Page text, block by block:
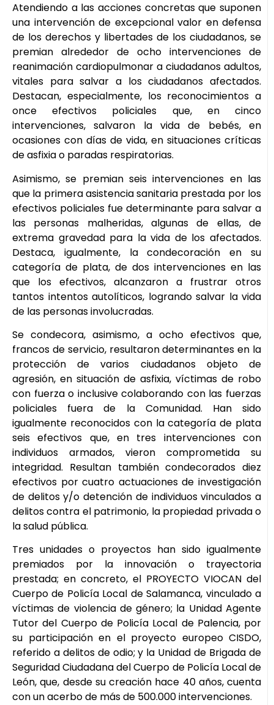
Atendiendo a las acciones concretas que suponen
una intervención de excepcional valor en defensa
de los derechos y libertades de los ciudadanos, se
premian alrededor de ocho intervenciones de
reanimación cardiopulmonar a ciudadanos adultos,
vitales para salvar a los ciudadanos afectados.
Destacan, especialmente, los reconocimientos a
once efectivos policiales que, en cinco
intervenciones, salvaron la vida de bebés, en
ocasiones con días de vida, en situaciones críticas
de asfixia o paradas respiratorias.
Asimismo, se premian seis intervenciones en las
que la primera asistencia sanitaria prestada por los
efectivos policiales fue determinante para salvar a
las personas malheridas, algunas de ellas, de
extrema gravedad para la vida de los afectados.
Destaca, igualmente, la condecoración en su
categoría de plata, de dos intervenciones en las
que los efectivos, alcanzaron a frustrar otros
tantos intentos autolíticos, logrando salvar la vida
de las personas involucradas.
Se condecora, asimismo, a ocho efectivos que,
francos de servicio, resultaron determinantes en la
protección de varios ciudadanos objeto de
agresión, en situación de asfixia, víctimas de robo
con fuerza o inclusive colaborando con las fuerzas
policiales fuera de la Comunidad. Han sido
igualmente reconocidos con la categoría de plata
seis efectivos que, en tres intervenciones con
individuos armados, vieron comprometida su
integridad. Resultan también condecorados diez
efectivos por cuatro actuaciones de investigación
de delitos y/o detención de individuos vinculados a
delitos contra el patrimonio, la propiedad privada o
la salud pública.
Tres unidades o proyectos han sido igualmente
premiados por la innovación o trayectoria
prestada; en concreto, el PROYECTO VIOCAN del
Cuerpo de Policía Local de Salamanca, vinculado a
víctimas de violencia de género; la Unidad Agente
Tutor del Cuerpo de Policía Local de Palencia, por
su participación en el proyecto europeo CISDO,
referido a delitos de odio; y la Unidad de Brigada de
Seguridad Ciudadana del Cuerpo de Policía Local de
León, que, desde su creación hace 40 años, cuenta
con un acerbo de más de 500.000 intervenciones.